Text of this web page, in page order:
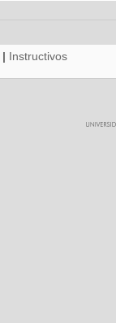
| Instructivos